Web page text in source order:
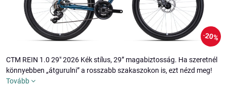
20%
CTM REIN 1.0 29" 2026 Kék stílus, 29” magabiztosság. Ha szeretnél
könnyebben „átgurulni” a rosszabb szakaszokon is, ezt nézd meg!
Tovább